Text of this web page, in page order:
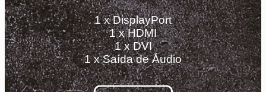
1 x DisplayPort
1 x HDMI
1 x DVI
1 x Saída de Áudio